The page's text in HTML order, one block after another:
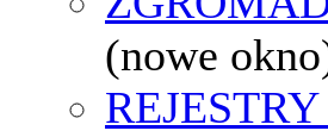
(nowe